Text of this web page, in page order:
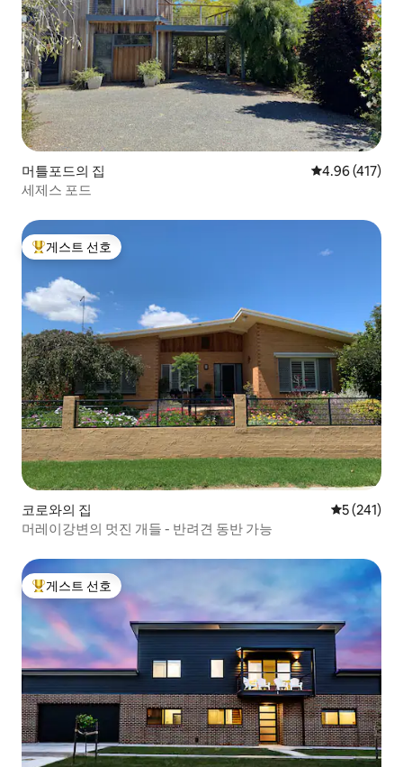
머틀포드의 집 평점 4.96점(5
4.96 (417)
세제스 포드
상위 게스트 선호
게스트 선호
코로와의 집 평점 5점(5
5 (241)
머레이강변의 멋진 개들 - 반려견 동반 가능
상위 게스트 선호
게스트 선호